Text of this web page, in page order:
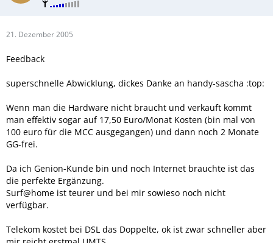
21. Dezember 2005
Feedback
superschnelle Abwicklung, dickes Danke an handy-sascha :top:
Wenn man die Hardware nicht braucht und verkauft kommt
man effektiv sogar auf 17,50 Euro/Monat Kosten (bin mal von
100 euro für die MCC ausgegangen) und dann noch 2 Monate
GG-frei.
Da ich Genion-Kunde bin und noch Internet brauchte ist das
die perfekte Ergänzung.
Surf@home ist teurer und bei mir sowieso noch nicht
verfügbar.
Telekom kostet bei DSL das Doppelte, ok ist zwar schneller aber